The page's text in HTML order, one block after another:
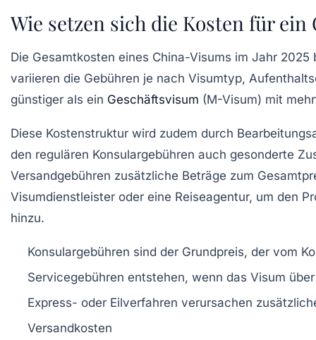
Wie setzen sich die Kosten für ein
Die Gesamtkosten eines China-Visums im Jahr
variieren die Gebühren je nach Visumtyp,
günstiger als ein Geschäftsvisum (M-Visum) mit
Diese Kostenstruktur wird zudem durch
den regulären Konsulargebühren auch gesonderte
Versandgebühren zusätzliche Beträge zum
Visumdienstleister oder eine Reiseagentur, um den
hinzu.
Konsulargebühren sind der Grundpreis, der vom
Servicegebühren entstehen, wenn das Visum
Express- oder Eilverfahren verursachen
Versandkosten